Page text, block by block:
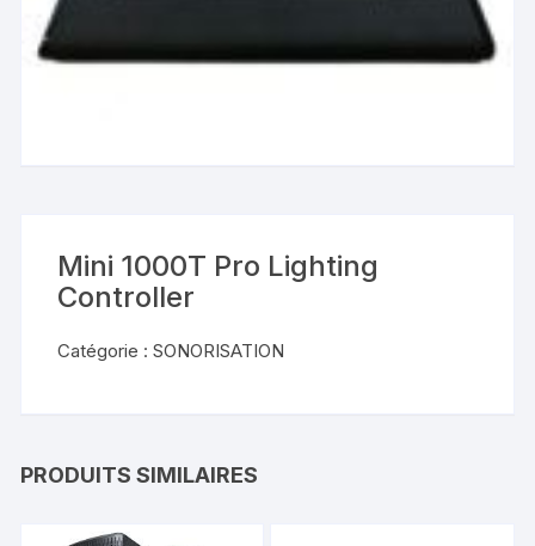
Mini 1000T Pro Lighting
Controller
Catégorie :SONORISATION
PRODUITS SIMILAIRES